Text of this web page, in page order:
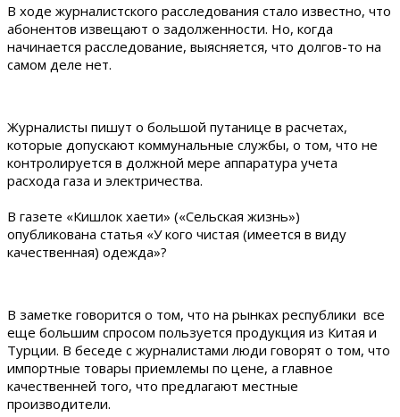
В ходе журналистского расследования стало известно, что
абонентов извещают о задолженности. Но, когда
начинается расследование, выясняется, что долгов-то на
самом деле нет.
Журналисты пишут о большой путанице в расчетах,
которые допускают коммунальные службы, о том, что не
контролируется в должной мере аппаратура учета
расхода газа и электричества.
В газете «Кишлок хаети» («Сельская жизнь»)
опубликована статья «У кого чистая (имеется в виду
качественная) одежда»?
В заметке говорится о том, что на рынках республики все
еще большим спросом пользуется продукция из Китая и
Турции. В беседе с журналистами люди говорят о том, что
импортные товары приемлемы по цене, а главное
качественней того, что предлагают местные
производители.